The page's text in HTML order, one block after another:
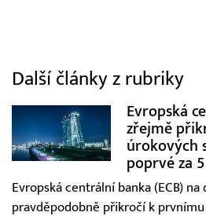
Další články z rubriky
Evropská
zřejmě
úrokových
poprvé za
Evropská centrální banka (ECB)
pravděpodobně přikročí k